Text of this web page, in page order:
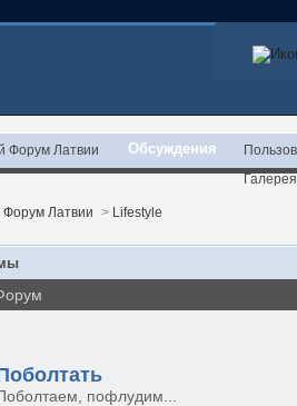
Форум Латвии Обсуждения
Галерея
Форум Латвии > Lifestyle
пофлудим...